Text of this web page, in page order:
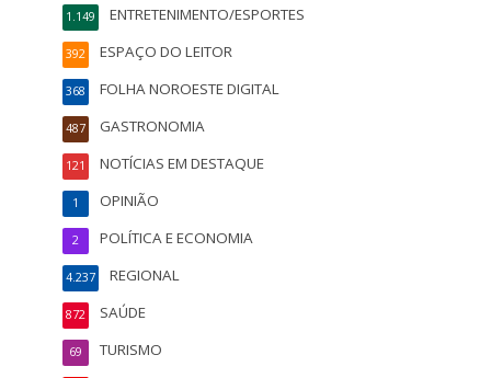
ENTRETENIMENTO/ESPORTES
1.149
ESPAÇO DO LEITOR
392
FOLHA NOROESTE DIGITAL
368
GASTRONOMIA
487
NOTÍCIAS EM DESTAQUE
121
OPINIÃO
1
POLÍTICA E ECONOMIA
2
REGIONAL
4.237
SAÚDE
872
TURISMO
69